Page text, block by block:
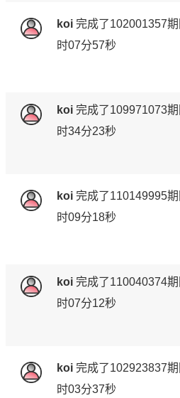
koi 完成了102001357期
时07分57秒
koi 完成了109971073期
时34分23秒
koi 完成了110149995期
时09分18秒
koi 完成了110040374期
时07分12秒
koi 完成了102923837期
时03分37秒